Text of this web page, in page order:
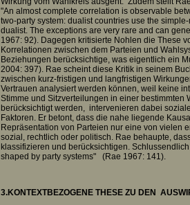
"An almost complete correlation is observable
two-party system: dualist countries use the
dualist. The exceptions are very rare and can
1967: 92). Dagegen kritisierte Nohlen die These
Korrelationen zwischen dem Parteien und
Beziehungen berücksichtige, was eigentlich ein
2004: 397). Rae scheint diese Kritik in seinem
zwischen kurz-fristigen und langfristigen
Vertrauen analysiert werden können, weil keine
Stimme und Sitzverteilungen in einer bestimmten
berücksichtigt werden, intervenieren dabei
Faktoren. Er betont, dass die nahe liegende
Repräsentation von Parteien nur eine von vielen
sozial, rechtlich oder politisch. Rae behaupte,
klassifizieren und berücksichtigen.
shaped by party systems" (Rae 1967: 141).
3.KONTEXTBEZOGENE THESE ZU DEN